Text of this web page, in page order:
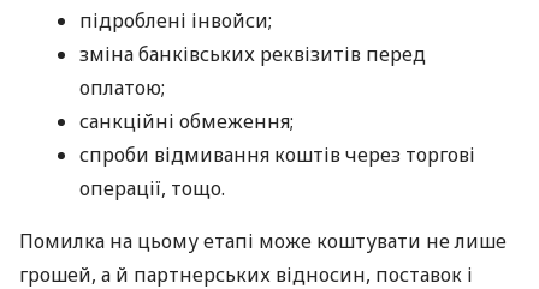
підроблені інвойси;
зміна банківських реквізитів перед
оплатою;
санкційні обмеження;
спроби відмивання коштів через торгові
операції, тощо.
Помилка на цьому етапі може коштувати не лише
грошей, а й партнерських відносин, поставок і